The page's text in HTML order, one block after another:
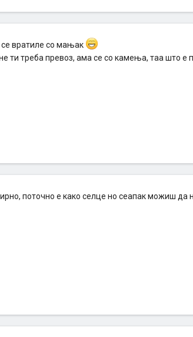
се вратиле со мањак
ти треба превоз, ама се со камења, таа што е
поточно е како селце но сеапак можиш да